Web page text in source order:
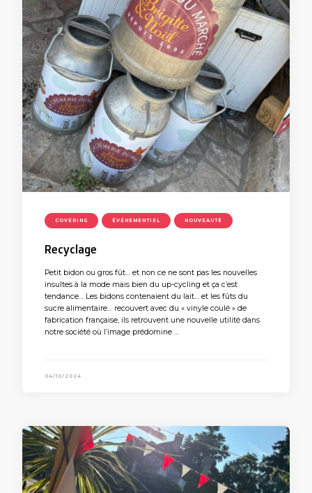
COVERING ÉVÉNEMENTIEL NOUVEAUTÉ
Recyclage
Petit bidon ou gros fût… et non ce ne sont pas les nouvelles
insultes à la mode mais bien du up-cycling et ça c’est
tendance… Les bidons contenaient du lait… et les fûts du
sucre alimentaire… recouvert avec du « vinyle coulé » de
fabrication française, ils retrouvent une nouvelle utilité dans
notre société où l’image prédomine …
04/10/2024